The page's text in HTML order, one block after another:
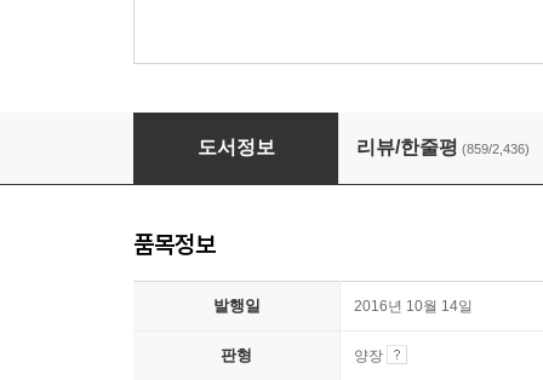
82년생 김지영
도서정보 리뷰/한줄평 (859/2,436)
품목정보
발행일 2016년 10월 14일
판형 양장